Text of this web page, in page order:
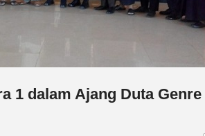
bersama 10 perangkat anggotanya menghadiri
Agama Islam dalam rangka pemeliharaan
pasca PSU Kab. Sampang dan pelaksanaan
1 dalam Ajang Duta Genre